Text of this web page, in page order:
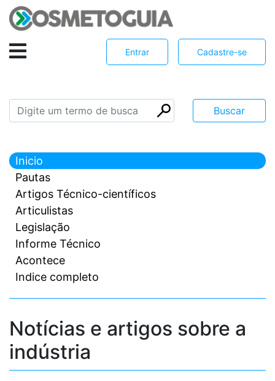
Entrar Cadastre-se
Inicio
Pautas
Artigos Técnico-científicos
Articulistas
Legislação
Informe Técnico
Acontece
Indice completo
Notícias e artigos sobre a
indústria